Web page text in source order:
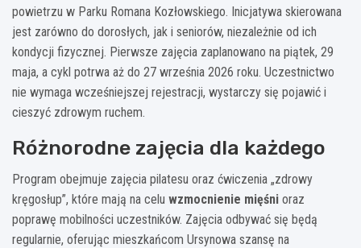
powietrzu w Parku Romana Kozłowskiego. Inicjatywa skierowana
jest zarówno do dorosłych, jak i seniorów, niezależnie od ich
kondycji fizycznej. Pierwsze zajęcia zaplanowano na piątek, 29
maja, a cykl potrwa aż do 27 września 2026 roku. Uczestnictwo
nie wymaga wcześniejszej rejestracji, wystarczy się pojawić i
cieszyć zdrowym ruchem.
Różnorodne zajęcia dla każdego
Program obejmuje zajęcia pilatesu oraz ćwiczenia „zdrowy
kręgosłup”, które mają na celu wzmocnienie mięśni oraz
poprawę mobilności uczestników. Zajęcia odbywać się będą
regularnie, oferując mieszkańcom Ursynowa szansę na